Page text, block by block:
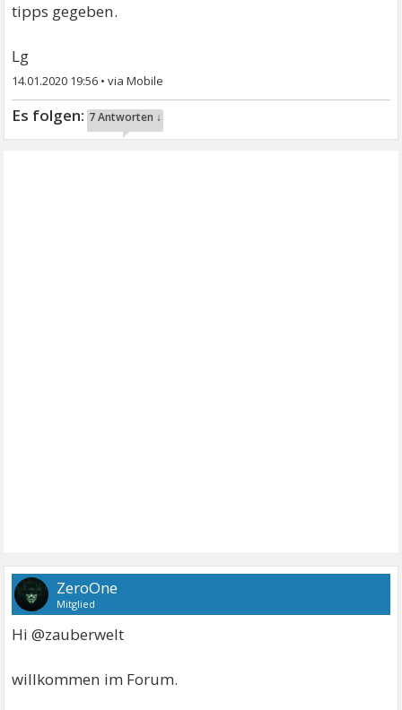
tipps gegeben.
Lg
14.01.2020 19:56 •
7 Antworten ↓
ZeroOne
Mitglied
Hi @zauberwelt
willkommen im Forum.